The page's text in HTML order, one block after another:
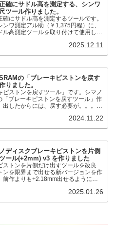
確にサドル高を測定する、シンワ
ツール作りました。
確にサドル高を測定するツールです。
ンワ測定アル助（￥1,375円程）に、
ル高測定ツールを取り付けて使用しま
りました。シンワ測定(Shinwa2025.12.11
の「ブレーキピストンを戻す
りました。
ピストンを戻すツール」です。シマノ
「ブレーキピストンを戻すツール」作
出したからには、戻す必要が。。。で
▶「ブレーキピストンを戻すツール」
うと、出ているピス...
2024.11.22
ディスクブレーキピストンを片側
ール(+2mm) v3 を作りました
ストンを片側だけ出すツールを改良
ンを限界まで出せる新バージョンを作
前作よりも+2.18mm出せるようにな
ル漏れするまで試しました。最も安全
ギリギリまで攻めてますのでピストン
をさらに掃除できると思います。前作
2025.01.26